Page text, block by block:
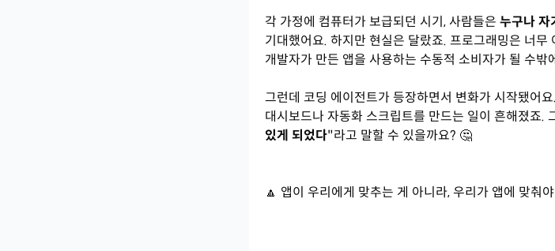
각 가정에 컴퓨터가 보급되던 시기, 사람들은누구나 자
기대했어요. 하지만 현실은 달랐죠. 프로그래밍은 너
개발자가 만든 앱을 사용하는 수동적 소비자가 될 수밖
그런데 코딩 에이전트가 등장하면서 변화가 시작됐어
대시보드나 자동화 스크립트를 만드는 일이 흔해졌죠.
있게 되었다"라고 말할 수 있을까요? 🤔
🔼 앱이 우리에게 맞추는 게 아니라, 우리가 앱에 맞춰